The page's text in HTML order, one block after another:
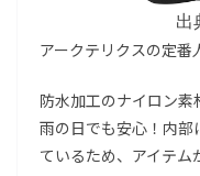
出
アークテリクスの定番
防水加工のナイロン素
雨の日でも安心！内
ているため、アイテム